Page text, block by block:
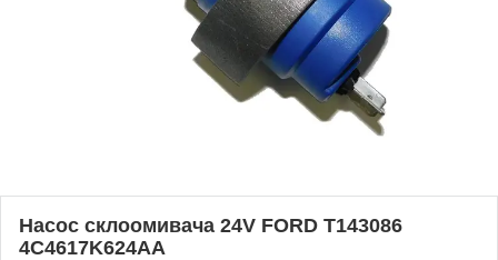
Насос склоомивача 24V FORD T143086
4C4617K624AA